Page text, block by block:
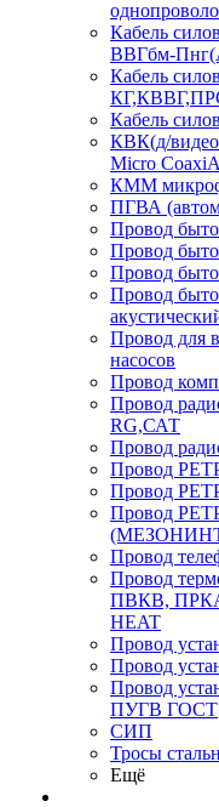
Кабель
ВВГбм-
Кабель
Кабель
КВК(д/
Micro
КММ
ПГВА
Провод
Провод
Провод
Провод
Провод для
насосов
Провод
Провод
RG,САТ
Провод
Провод
Провод
Провод
Провод
Провод
ПВКВ,
HEAT
Провод
Провод
Провод
ПУГВ ГОСТ
СИП
Тросы
Ещё